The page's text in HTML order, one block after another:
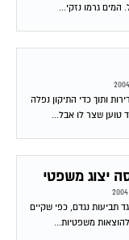
המים גרמו נזקי...
ותוך כדי התיקון נפלה
טוען שצר לו אבל...
יצוג משפטי
תביעות נגדם, כפי שקיים
להוצאות משפטיות...